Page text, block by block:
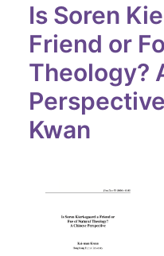
Is Soren
Friend or
Theology?
Kwan